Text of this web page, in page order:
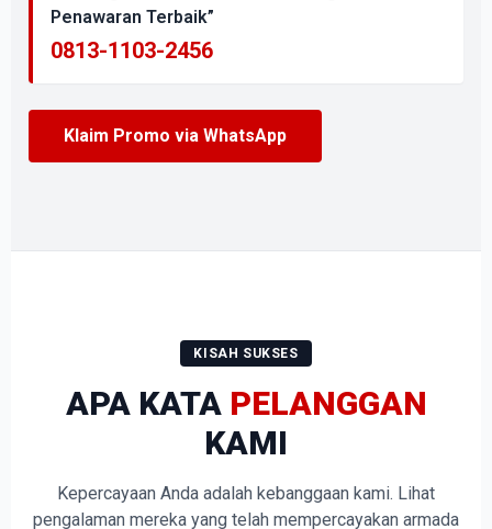
Penawaran Terbaik”
0813-1103-2456
Klaim Promo via WhatsApp
KISAH SUKSES
APA KATA PELANGGAN
KAMI
Kepercayaan Anda adalah kebanggaan kami. Lihat
pengalaman mereka yang telah mempercayakan armada